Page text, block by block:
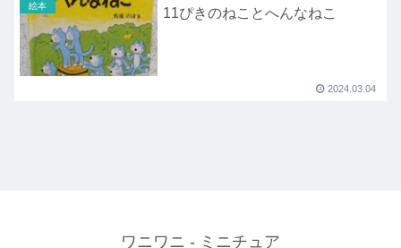
絵本 11ぴきのねことへんなねこ
2024.03.04
ワニワニ - ミニチュア